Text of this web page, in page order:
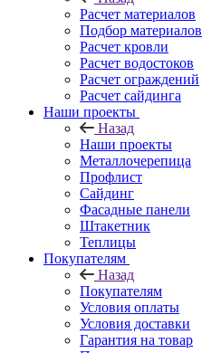
Расчет материалов
Подбор материалов
Расчет кровли
Расчет водостоков
Расчет ограждений
Расчет сайдинга
Наши проекты
Назад
Наши проекты
Металлочерепица
Профлист
Сайдинг
Фасадные панели
Штакетник
Теплицы
Покупателям
Назад
Покупателям
Условия оплаты
Условия доставки
Гарантия на товар